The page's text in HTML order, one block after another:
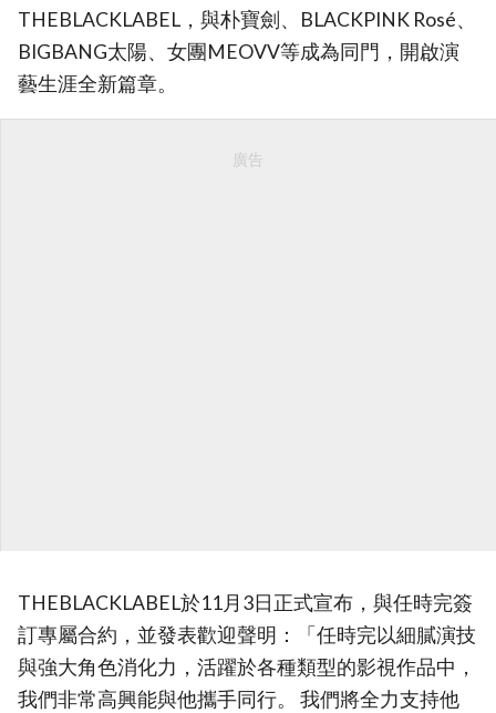
THEBLACKLABEL，與朴寶劍、BLACKPINK Rosé、
BIGBANG太陽、女團MEOVV等成為同門，開啟演
藝生涯全新篇章。
廣告
THEBLACKLABEL於11月3日正式宣布，與任時完簽
訂專屬合約，並發表歡迎聲明：「任時完以細膩演技
與強大角色消化力，活躍於各種類型的影視作品中，
我們非常高興能與他攜手同行。 我們將全力支持他